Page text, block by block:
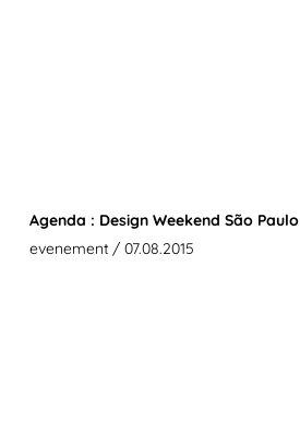
Agenda : Design Weekend São Paulo
evenement / 07.08.2015